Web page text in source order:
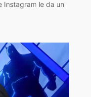
Instagram le da un